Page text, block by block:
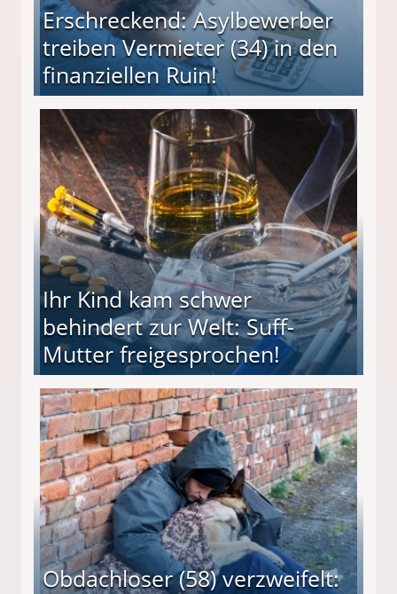
Erschreckend: Asylbewerber
treiben Vermieter (34) in den
finanziellen Ruin!
(34) in den finanziellen Ruin!
Ihr Kind kam schwer
behindert zur Welt: Suff-
Mutter freigesprochen!
Mutter freigesprochen!
Obdachloser (58) verzweifelt: